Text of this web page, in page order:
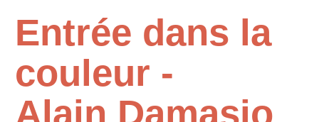
Entrée dans la
couleur -
Alain Damasio